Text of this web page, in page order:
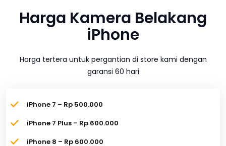
Harga Kamera Belakang
iPhone
Harga tertera untuk pergantian di store kami dengan
garansi 60 hari
iPhone 7 – Rp 500.000
iPhone 7 Plus – Rp 600.000
iPhone 8 – Rp 600.000